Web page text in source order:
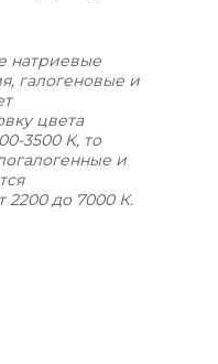
натриевые
галогеновые и
цвета
3500 К, то
и
2200 до 7000 К.